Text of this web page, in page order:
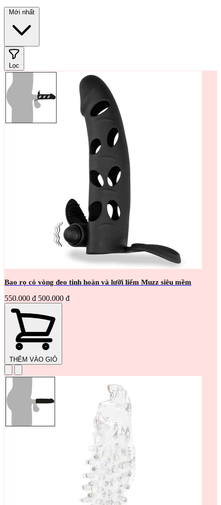
Mới nhất
Lọc
Bao rọ có vòng đeo tinh hoàn và lưỡi liếm Muzz siêu mềm
550.000 đ 500.000 đ
THÊM VÀO GIỎ